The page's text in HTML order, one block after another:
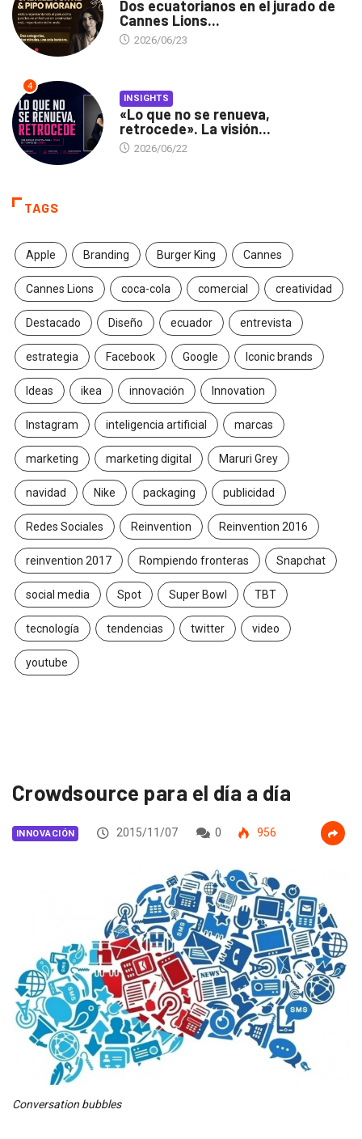
Dos ecuatorianos en el jurado de
Cannes Lions...
2026/06/23
4
INSIGHTS
«Lo que no se renueva,
retrocede». La visión...
2026/06/22
TAGS
Apple Branding Burger King Cannes
Cannes Lions coca-cola comercial creatividad
Destacado Diseño ecuador entrevista
estrategia Facebook Google Iconic brands
Ideas ikea innovación Innovation
Instagram inteligencia artificial marcas
marketing marketing digital Maruri Grey
navidad Nike packaging publicidad
Redes Sociales Reinvention Reinvention 2016
reinvention 2017 Rompiendo fronteras Snapchat
social media Spot Super Bowl TBT
tecnología tendencias twitter video
youtube
Crowdsource para el día a día
INNOVACIÓN 2015/11/07 0 956
Conversation bubbles